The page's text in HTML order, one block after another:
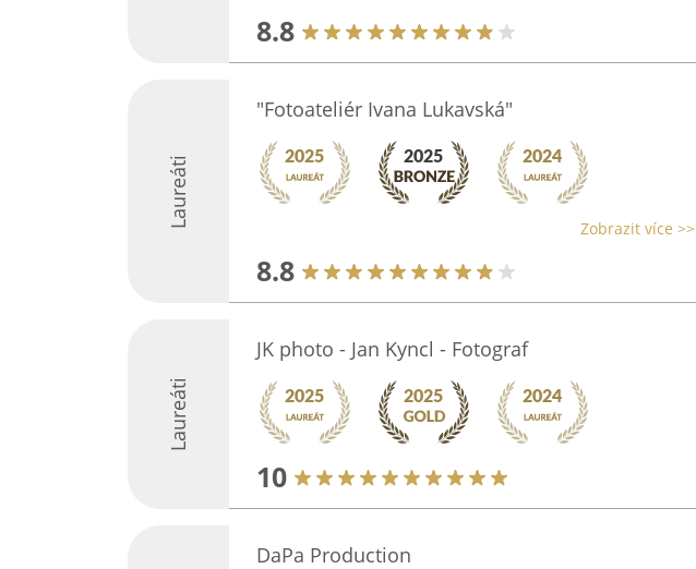
8.8
Laureáti
"Fotoateliér Ivana Lukavská"
Zobrazit více >>
8.8
Laureáti
JK photo - Jan Kyncl - Fotograf
10
DaPa Production